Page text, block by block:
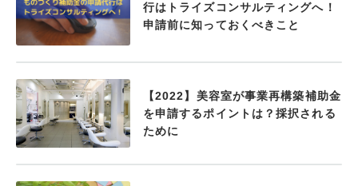
行はトライズコンサルティングへ！
申請前に知っておくべきこと
【2022】美容室が事業再構築補助金
を申請するポイントは？採択される
ために